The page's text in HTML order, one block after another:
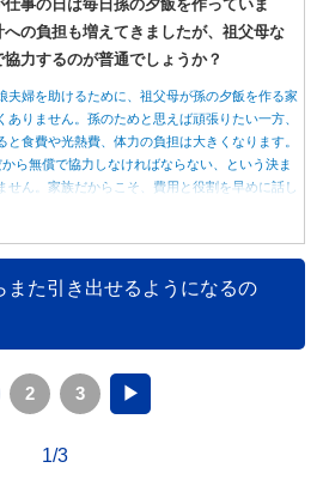
仕事の日は毎日孫の夕飯を作っていま
への負担も増えてきましたが、祖父母な
協力するのが普通でしょうか？
夫婦を助けるために、祖父母が孫の夕飯を作る家
ありません。孫のためと思えば頑張りたい一方、
と食費や光熱費、体力の負担は大きくなります。
ら無償で協力しなければならない、という決ま
せん。家族だからこそ、費用と役割を早めに話し
また引き出せるようになるの
2 3 ▶
1/3